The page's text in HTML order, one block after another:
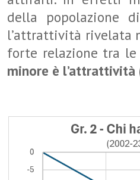
della popolazione
l’attrattività rivelata
forte relazione tra le
minore è l’attrattività